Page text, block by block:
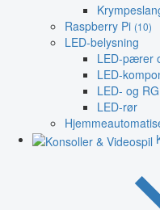
Raspberry Pi (10)
LED-belysning
LED-pærer
LED-
LED- og
LED-rør